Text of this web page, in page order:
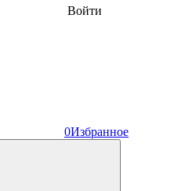
Войти
0Избранное